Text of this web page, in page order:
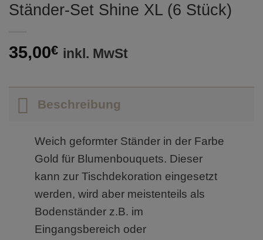
Ständer-Set Shine XL (6 Stück)
35,00€ inkl. MwSt
Beschreibung
Weich geformter Ständer in der Farbe
Gold für Blumenbouquets. Dieser
kann zur Tischdekoration eingesetzt
werden, wird aber meistenteils als
Bodenständer z.B. im
Eingangsbereich oder